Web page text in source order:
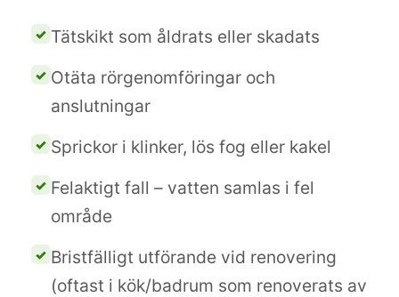
Tätskikt som åldrats eller skadats
Otäta rörgenomföringar och
anslutningar
Sprickor i klinker, lös fog eller kakel
Felaktigt fall – vatten samlas i fel
område
Bristfälligt utförande vid renovering
(oftast i kök/badrum som renoverats av